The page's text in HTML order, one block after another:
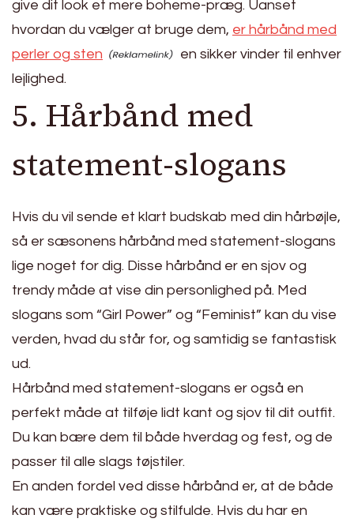
give dit look et mere boheme-præg. Uanset
hvordan du vælger at bruge dem, er hårbånd med
perler og sten
en sikker vinder til enhver
lejlighed.
5. Hårbånd med
statement-slogans
Hvis du vil sende et klart budskab med din hårbøjle,
så er sæsonens hårbånd med statement-slogans
lige noget for dig. Disse hårbånd er en sjov og
trendy måde at vise din personlighed på. Med
slogans som “Girl Power” og “Feminist” kan du vise
verden, hvad du står for, og samtidig se fantastisk
ud.
Hårbånd med statement-slogans er også en
perfekt måde at tilføje lidt kant og sjov til dit outfit.
Du kan bære dem til både hverdag og fest, og de
passer til alle slags tøjstiler.
En anden fordel ved disse hårbånd er, at de både
kan være praktiske og stilfulde. Hvis du har en